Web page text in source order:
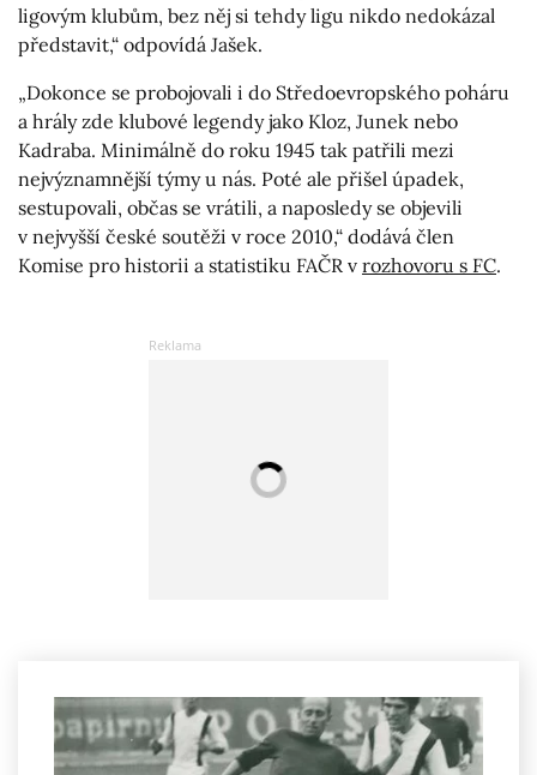
ligovým klubům, bez něj si tehdy ligu nikdo nedokázal
představit,“ odpovídá Jašek.
„Dokonce se probojovali i do Středoevropského poháru
a hrály zde klubové legendy jako Kloz, Junek nebo
Kadraba. Minimálně do roku 1945 tak patřili mezi
nejvýznamnější týmy u nás. Poté ale přišel úpadek,
sestupovali, občas se vrátili, a naposledy se objevili
v nejvyšší české soutěži v roce 2010,“ dodává člen
Komise pro historii a statistiku FAČR v rozhovoru s FC.